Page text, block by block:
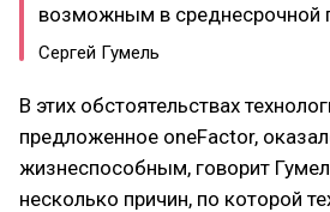
возможным в среднесрочной
Сергей Гумель
В этих обстоятельствах
предложенное oneFactor,
жизнеспособным, говорит
несколько причин, по которой